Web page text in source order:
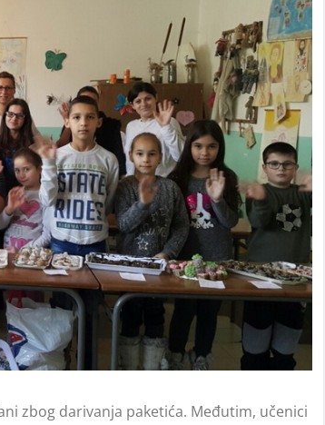
zbog darivanja paketića. Međutim, učenici